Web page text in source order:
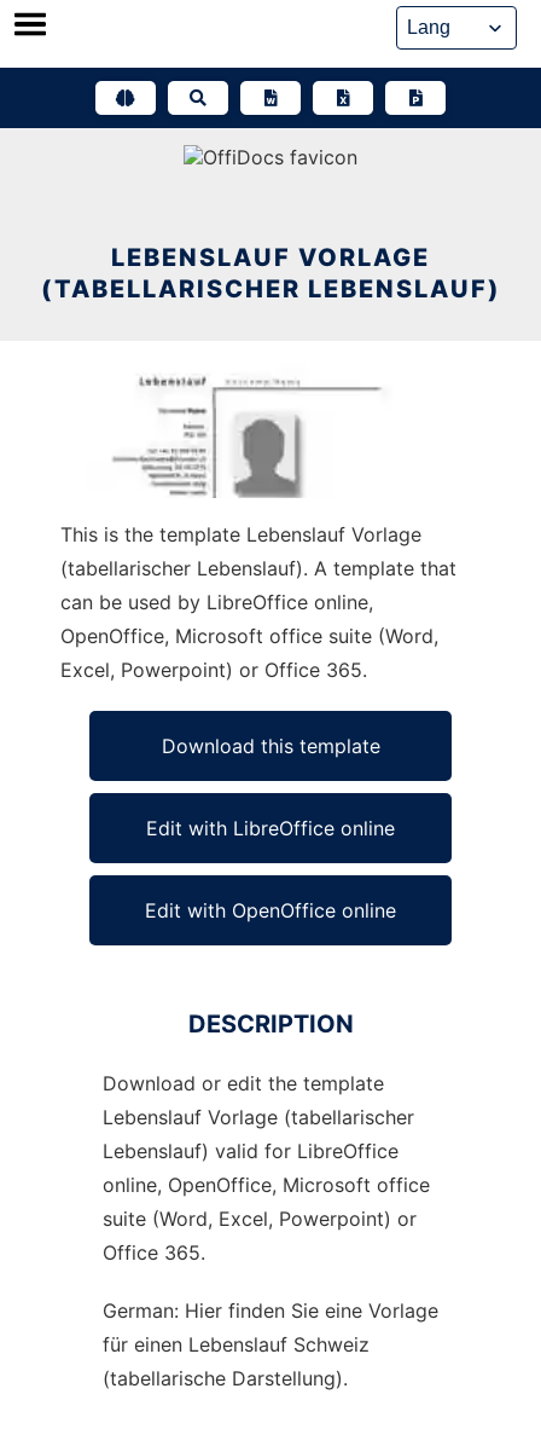
Skip
LEBENSLAUF VORLAGE
(TABELLARISCHER LEBENSLAUF)
This is the template Lebenslauf Vorlage
(tabellarischer Lebenslauf). A template that
can be used by LibreOffice online,
OpenOffice, Microsoft office suite (Word,
Excel, Powerpoint) or Office 365.
Download this template
Edit with LibreOffice online
Edit with OpenOffice online
DESCRIPTION
Download or edit the template
Lebenslauf Vorlage (tabellarischer
Lebenslauf) valid for LibreOffice
online, OpenOffice, Microsoft office
suite (Word, Excel, Powerpoint) or
Office 365.
German: Hier finden Sie eine Vorlage
für einen Lebenslauf Schweiz
(tabellarische Darstellung).